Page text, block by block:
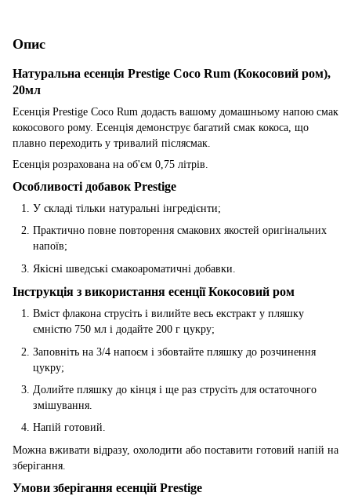
Опис
Натуральна есенція Prestige Coco Rum (Кокосовий ром),
20мл
Есенція Prestige Coco Rum додасть вашому домашньому напою смак
кокосового рому. Есенція демонструє багатий смак кокоса, що
плавно переходить у тривалий післясмак.
Есенція розрахована на об'єм 0,75 літрів.
Особливості добавок Prestige
У складі тільки натуральні інгредієнти;
Практично повне повторення смакових якостей оригінальних
напоїв;
Якісні шведські смакоароматичні добавки.
Інструкція з використання есенції Кокосовий ром
Вміст флакона струсіть і вилийте весь екстракт у пляшку
ємністю 750 мл і додайте 200 г цукру;
Заповніть на 3/4 напоєм і збовтайте пляшку до розчинення
цукру;
Долийте пляшку до кінця і ще раз струсіть для остаточного
змішування.
Напій готовий.
Можна вживати відразу, охолодити або поставити готовий напій на
зберігання.
Умови зберігання есенцій Prestige